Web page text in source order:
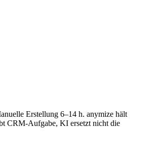
Erstellung 6–14 h. anymize hält
CRM-Aufgabe, KI ersetzt nicht die